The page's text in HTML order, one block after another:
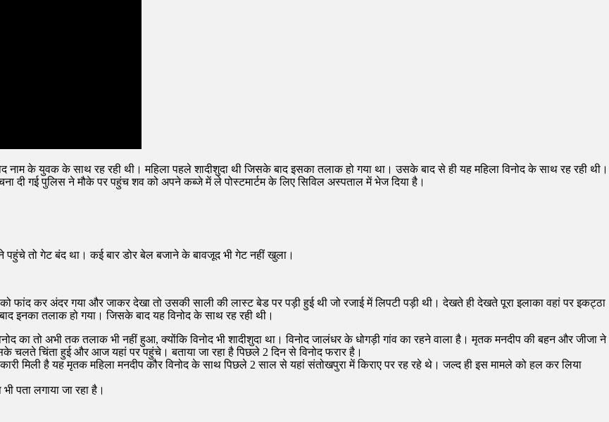
के युवक के साथ रह रही थी। महिला पहले शादीशुदा थी जिसके बाद इसका तलाक हो गया था। उसके बाद से ही यह महिला विनोद के साथ रह रही थी।
दी गई पुलिस ने मौके पर पहुंच शव को अपने कब्जे में ले पोस्टमार्टम के लिए सिविल अस्पताल में भेज दिया है।
तो गेट बंद था। कई बार डोर बेल बजाने के बावजूद भी गेट नहीं खुला।
कर अंदर गया और जाकर देखा तो उसकी साली की लास्ट बेड पर पड़ी हुई थी जो रजाई में लिपटी पड़ी थी। देखते ही देखते पूरा इलाका वहां पर इकट्ठा
इनका तलाक हो गया। जिसके बाद यह विनोद के साथ रह रही थी।
का तो अभी तक तलाक भी नहीं हुआ, क्योंकि विनोद भी शादीशुदा था। विनोद जालंधर के धोगड़ी गांव का रहने वाला है। मृतक मनदीप की बहन और जीजा ने
चिंता हुई और आज यहां पर पहुंचे। बताया जा रहा है पिछले 2 दिन से विनोद फरार है।
मिली है यह मृतक महिला मनदीप कौर विनोद के साथ पिछले 2 साल से यहां संतोखपुरा में किराए पर रह रहे थे। जल्द ही इस मामले को हल कर लिया
पता लगाया जा रहा है।